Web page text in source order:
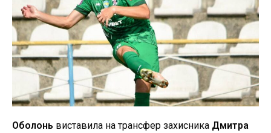
Оболонь виставила на трансфер захисника Дмитра